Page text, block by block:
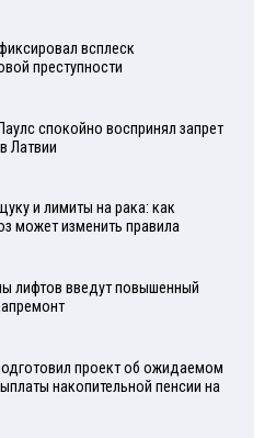
всплеск
преступности
спокойно воспринял запрет
Латвии
и лимиты на рака: как
может изменить правила
лифтов введут повышенный
проект об ожидаемом
накопительной пенсии на